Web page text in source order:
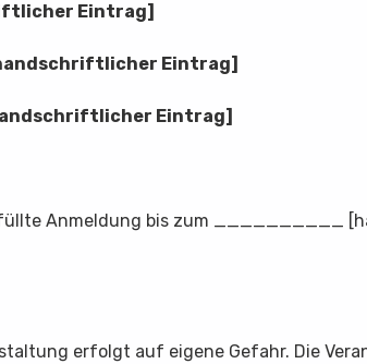
Eintrag]
Eintrag]
Eintrag]
Anmeldung bis zum __________
erfolgt auf eigene Gefahr. Die